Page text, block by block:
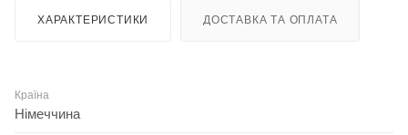
ХАРАКТЕРИСТИКИ ДОСТАВКА ТА ОПЛАТА
Країна
Німеччина